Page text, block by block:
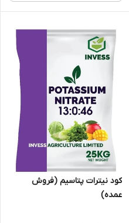
کود نیترات پتاسیم (فروش
عمده)